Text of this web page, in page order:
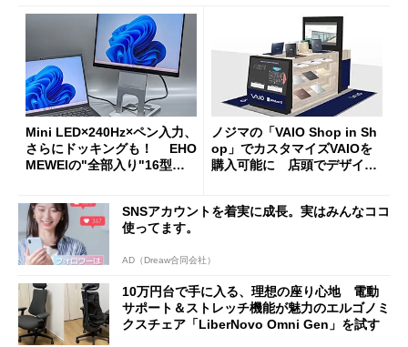
Mini LED×240Hz×ペン入力、
さらにドッキングも！ EHO
MEWEIの"全部入り"16型モ
ノジマの「VAIO Shop in Sh
op」でカスタマイズVAIOを
購入可能に 店頭でデザイン
SNSアカウントを着実に成長。実はみんなココ
使ってます。
AD（Dreaw合同会社）
10万円台で手に入る、理想の座り心地 電動
サポート＆ストレッチ機能が魅力のエルゴノミ
クスチェア「LiberNovo Omni Gen」を試す